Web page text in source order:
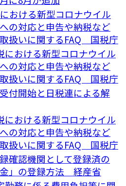
おける新型コロナウイル
の対応と申告や納税など
扱いに関するFAQ 国税庁
おける新型コロナウイル
の対応と申告や納税など
扱いに関するFAQ 国税庁
付開始と日税連による解
おける新型コロナウイル
の対応と申告や納税など
扱いに関するFAQ 国税庁
確認機関として登録済の
」の登録方法 経産省